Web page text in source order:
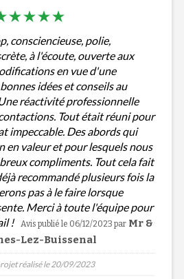
consciencieuse, polie,
à l'écoute, ouverte aux
en vue d'une
idées et conseils au
réactivité professionnelle
Tout était réuni pour
impeccable. Des abords qui
en valeur et pour lesquels nous
compliments. Tout cela fait
recommandé plusieurs fois la
pas à le faire lorsque
Merci à toute l'équipe pour
!
Avis publié le 06/12/2023 par Mr &
Lez-Buissenal
réalisé le 20/09/2023